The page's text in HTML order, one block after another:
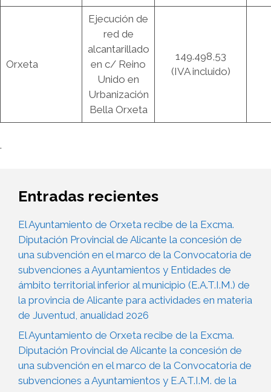
Orxeta
Ejecución de
red de
alcantarillado
en c/ Reino
Unido en
Urbanización
Bella Orxeta
149.498,53
(IVA incluido)
.
Entradas recientes
El Ayuntamiento de Orxeta recibe de la Excma.
Diputación Provincial de Alicante la concesión de
una subvención en el marco de la Convocatoria de
subvenciones a Ayuntamientos y Entidades de
ámbito territorial inferior al municipio (E.A.T.I.M.) de
la provincia de Alicante para actividades en materia
de Juventud, anualidad 2026
El Ayuntamiento de Orxeta recibe de la Excma.
Diputación Provincial de Alicante la concesión de
una subvención en el marco de la Convocatoria de
subvenciones a Ayuntamientos y E.A.T.I.M. de la